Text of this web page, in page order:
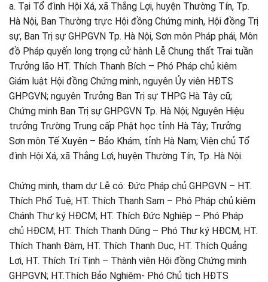
a. Tại Tổ đình Hội Xá, xã Thắng Lợi, huyện Thường Tín, Tp.
Hà Nội, Ban Thường trực Hội đồng Chứng minh, Hội đồng Trị
sự, Ban Trị sự GHPGVN Tp. Hà Nội, Sơn môn Pháp phái, Môn
đồ Pháp quyến long trọng cử hành Lễ Chung thất Trai tuần
Trưởng lão HT. Thích Thanh Bích – Phó Pháp chủ kiêm
Giám luật Hội đồng Chứng minh, nguyên Ủy viên HĐTS
GHPGVN; nguyên Trưởng Ban Trị sự THPG Hà Tây cũ;
Chứng minh Ban Trị sự GHPGVN Tp. Hà Nội; Nguyên Hiệu
trưởng Trường Trung cấp Phật học tỉnh Hà Tây; Trưởng
Sơn môn Tế Xuyên – Bảo Khám, tỉnh Hà Nam; Viện chủ Tổ
đình Hội Xá, xã Thắng Lợi, huyện Thường Tín, Tp. Hà Nội.
Chứng minh, tham dự Lễ có: Đức Pháp chủ GHPGVN – HT.
Thích Phổ Tuệ; HT. Thích Thanh Sam – Phó Pháp chủ kiêm
Chánh Thư ký HĐCM; HT. Thích Đức Nghiệp – Phó Pháp
chủ HĐCM; HT. Thích Thanh Dũng – Phó Thư ký HĐCM; HT.
Thích Thanh Đàm, HT. Thích Thanh Dục, HT. Thích Quảng
Lợi, HT. Thích Trí Tịnh – Thành viên Hội đồng Chứng minh
GHPGVN; HT.Thích Bảo Nghiêm- Phó Chủ tịch HĐTS